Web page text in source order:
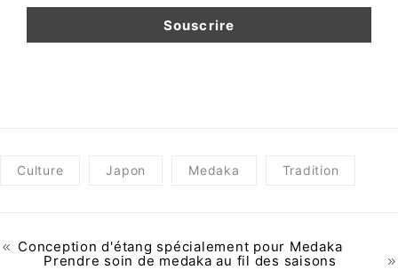
Culture Japon Medaka Tradition
Conception d'étang spécialement pour Medaka
Prendre soin de medaka au fil des saisons